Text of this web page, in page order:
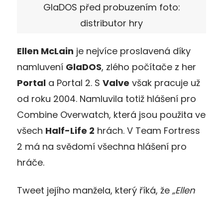
GlaDOS před probuzením foto:
distributor hry
Ellen McLain je nejvíce proslavená díky
namluvení GlaDOS, zlého počítače z her
Portal a Portal 2. S Valve však pracuje už
od roku 2004. Namluvila totiž hlášení pro
Combine Overwatch, která jsou použita ve
všech Half-Life 2 hrách. V Team Fortress
2 má na svědomí všechna hlášení pro
hráče.
Tweet jejího manžela, který říká, že „Ellen